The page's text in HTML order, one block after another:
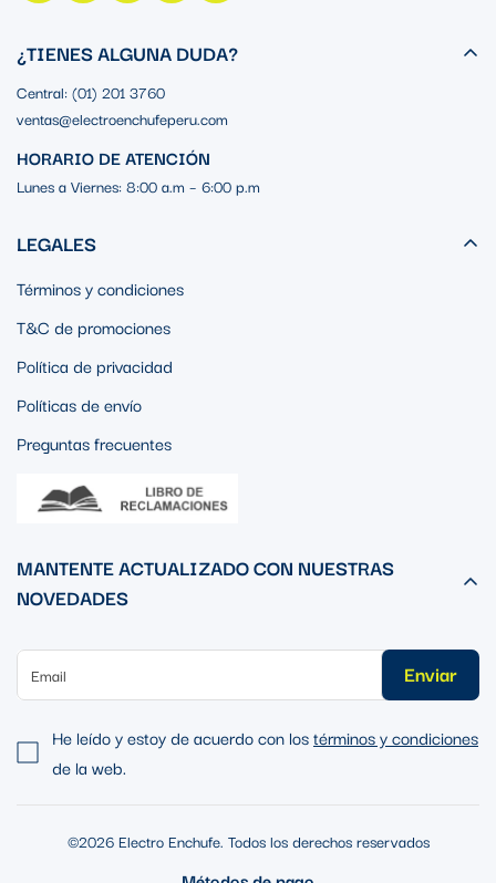
¿TIENES ALGUNA DUDA?
Central: (01) 201 3760
ventas@electroenchufeperu.com
HORARIO DE ATENCIÓN
Lunes a Viernes: 8:00 a.m – 6:00 p.m
LEGALES
Términos y condiciones
T&C de promociones
Política de privacidad
Políticas de envío
Preguntas frecuentes
MANTENTE ACTUALIZADO CON NUESTRAS
NOVEDADES
Enviar
He leído y estoy de acuerdo con lostérminos y condiciones
de la web.
©2026 Electro Enchufe. Todos los derechos reservados